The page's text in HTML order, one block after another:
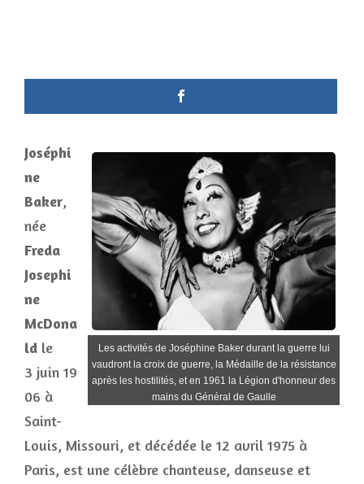
Les activités de Joséphine Baker durant la guerre lui
vaudront la croix de guerre, la Médaille de la résistance
après les hostilités, et en 1961 la Légion d'honneur des
mains du Général de Gaulle
Joséphi
ne
Baker,
née
Freda
Josephi
ne
McDona
ld le
3 juin 19
06 à
Saint-
Louis, Missouri, et décédée le 12 avril 1975 à
Paris, est une célèbre chanteuse, danseuse et